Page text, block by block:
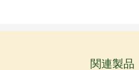
関連製品